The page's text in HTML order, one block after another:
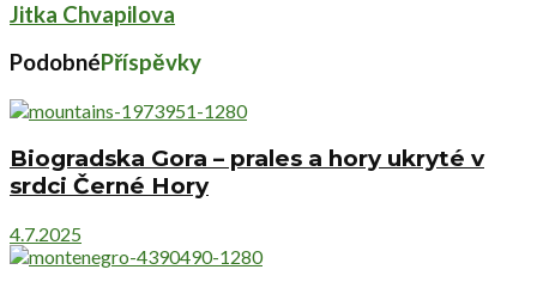
Jitka Chvapilova
PodobnéPříspěvky
Biogradska Gora – prales a hory ukryté v
srdci Černé Hory
4.7.2025